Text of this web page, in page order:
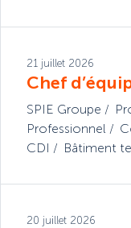
21 juillet 2026
Chef
SPIE Groupe
Professionnel
CDI
Bâtiment
20 juillet 2026